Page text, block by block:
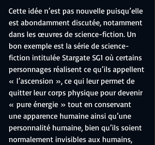
Cette idée n’est pas nouvelle puisqu’elle
est abondamment discutée, notamment
dans les œuvres de science-fiction. Un
bon exemple est la série de science-
fiction intitulée Stargate SG1 où certains
personnages réalisent ce qu’ils appellent
« l’ascension », ce qui leur permet de
quitter leur corps physique pour devenir
« pure énergie » tout en conservant
une apparence humaine ainsi qu’une
personnalité humaine, bien qu’ils soient
normalement invisibles aux humains,